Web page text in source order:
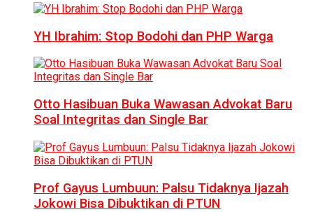
YH Ibrahim: Stop Bodohi dan PHP Warga
Otto Hasibuan Buka Wawasan Advokat Baru
Soal Integritas dan Single Bar
Prof Gayus Lumbuun: Palsu Tidaknya Ijazah
Jokowi Bisa Dibuktikan di PTUN